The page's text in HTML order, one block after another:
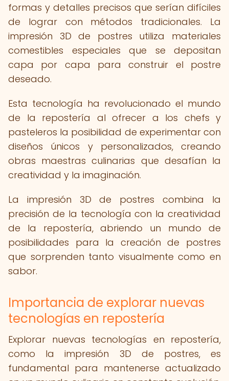
formas y detalles precisos que serían difíciles
de lograr con métodos tradicionales. La
impresión 3D de postres utiliza materiales
comestibles especiales que se depositan
capa por capa para construir el postre
deseado.
Esta tecnología ha revolucionado el mundo
de la repostería al ofrecer a los chefs y
pasteleros la posibilidad de experimentar con
diseños únicos y personalizados, creando
obras maestras culinarias que desafían la
creatividad y la imaginación.
La impresión 3D de postres combina la
precisión de la tecnología con la creatividad
de la repostería, abriendo un mundo de
posibilidades para la creación de postres
que sorprenden tanto visualmente como en
sabor.
Importancia de explorar nuevas
tecnologías en repostería
Explorar nuevas tecnologías en repostería,
como la impresión 3D de postres, es
fundamental para mantenerse actualizado